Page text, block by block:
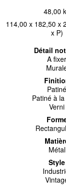
48,00
114,00 x 182,50 x
x P)
Détail
A fixer
Patiné
Patiné à
Verni
Métal
Style